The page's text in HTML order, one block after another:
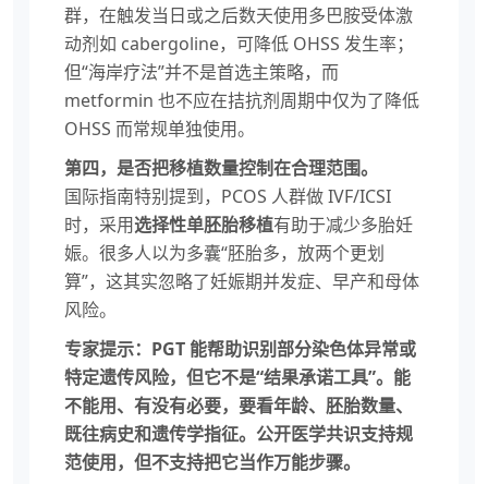
群，在触发当日或之后数天使用多巴胺受体激
动剂如 cabergoline，可降低 OHSS 发生率；
但“海岸疗法”并不是首选主策略，而
metformin 也不应在拮抗剂周期中仅为了降低
OHSS 而常规单独使用。
第四，是否把移植数量控制在合理范围。
国际指南特别提到，PCOS 人群做 IVF/ICSI
时，采用选择性单胚胎移植有助于减少多胎妊
娠。很多人以为多囊“胚胎多，放两个更划
算”，这其实忽略了妊娠期并发症、早产和母体
风险。
专家提示：PGT 能帮助识别部分染色体异常或
特定遗传风险，但它不是“结果承诺工具”。能
不能用、有没有必要，要看年龄、胚胎数量、
既往病史和遗传学指征。公开医学共识支持规
范使用，但不支持把它当作万能步骤。